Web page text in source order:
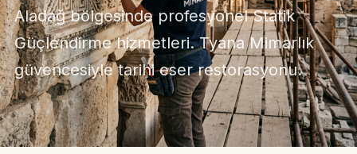
Aladağ bölgesinde profesyonel Statik
Güçlendirme hizmetleri. Tyana Mimarlık
güvencesiyle tarihi eser restorasyonu.